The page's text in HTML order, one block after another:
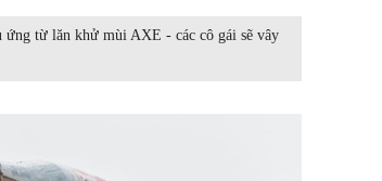
ứng từ lăn khử mùi AXE - các cô gái sẽ vây